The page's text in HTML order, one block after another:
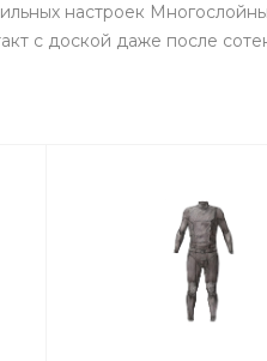
настроек
с доской даже после